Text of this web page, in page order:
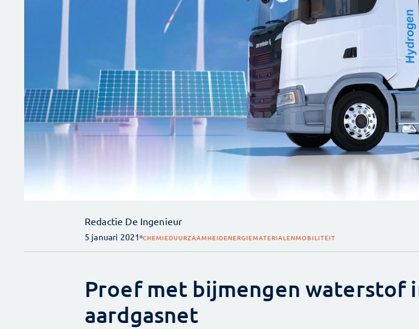
Redactie De Ingenieur
5 januari 2021 CHEMIEDUURZAAMHEIDENERGIEMATERIALENMOBILITEIT
Proef met bijmengen waterstof
aardgasnet